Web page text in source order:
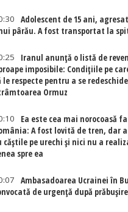
Adolescent de 15 ani,
pârău. A fost transportat la
Iranul anunță o listă de
imposibile: Condițiile pe
le respecte pentru a se redeschide
Ormuz
Ea este cea mai norocoasă
A fost lovită de tren, dar a
căștile pe urechi și nici nu a
spre ea
Ambasadoarea Ucrainei în
de urgență după